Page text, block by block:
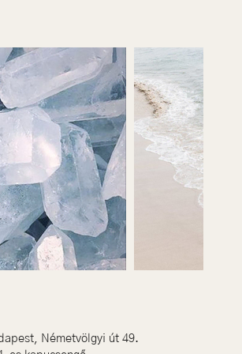
Németvölgyi út 49.